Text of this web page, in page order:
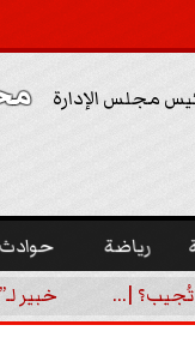
مجلس الإدارة
رياضة حوادث
تُجيب؟ |... خبير